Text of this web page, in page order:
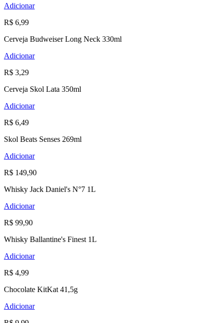
Adicionar
R$ 6,99
Cerveja Budweiser Long Neck 330ml
Adicionar
R$ 3,29
Cerveja Skol Lata 350ml
Adicionar
R$ 6,49
Skol Beats Senses 269ml
Adicionar
R$ 149,90
Whisky Jack Daniel's N°7 1L
Adicionar
R$ 99,90
Whisky Ballantine's Finest 1L
Adicionar
R$ 4,99
Chocolate KitKat 41,5g
Adicionar